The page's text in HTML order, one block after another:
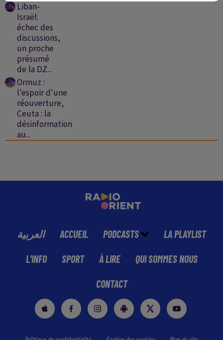
Liban-
Israël:
échec des
discussions,
un proche
présumé
de la DZ...
Ormuz :
l'espoir d'une
réouverture,
Ceuta : la
désinformation
au...
العربية ACCUEIL PODCASTS LA PLAYLIST
L'INFO SPORT À LIRE QUI SOMMES NOUS
CONTACT